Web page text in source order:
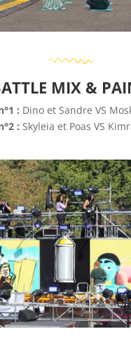
MIX &
: Dino et Sandre VS
: Skyleia et Poas VS